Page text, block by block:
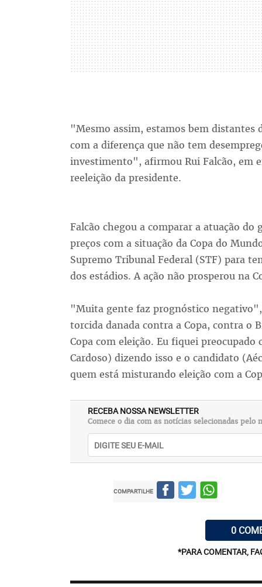
"Mesmo assim, estamos bem distantes
com a diferença que não tem
investimento", afirmou Rui Falcão, em
reeleição da presidente.
Falcão chegou a comparar a atuação
preços com a situação da Copa do
Supremo Tribunal Federal (STF) para
dos estádios. A ação não prosperou na
"Muita gente faz prognóstico
torcida danada contra a Copa, contra o
Copa com eleição. Eu fiquei
Cardoso) dizendo isso e o candidato
quem está misturando eleição com a
RECEBA NOSSA NEWSLETTER
Comece o dia com as notícias selecionadas pelo
COMPARTILHE
0
*PARA COMENTAR,